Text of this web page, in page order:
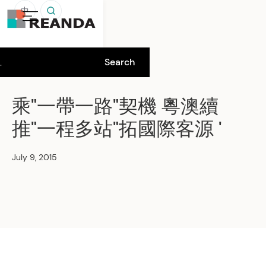
中
乘"一帶一路"契機 粵澳續
推"一程多站"拓國際客源 '
July 9, 2015